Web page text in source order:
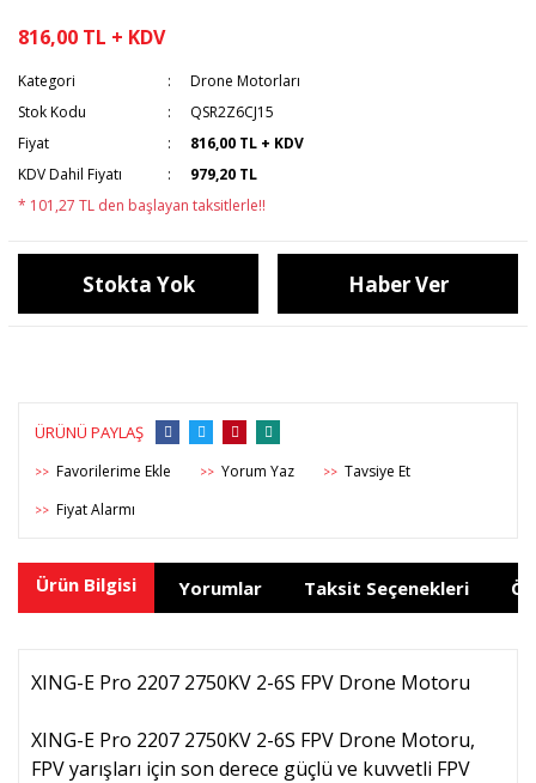
816,00 TL + KDV
Kategori
Drone Motorları
Stok Kodu
QSR2Z6CJ15
Fiyat
816,00 TL + KDV
KDV Dahil Fiyatı
979,20 TL
* 101,27 TL den başlayan taksitlerle!!
Stokta Yok Haber Ver
ÜRÜNÜ PAYLAŞ
>> >> Yorum Yaz >> Tavsiye Et
>> Fiyat Alarmı
Ürün Bilgisi Yorumlar Taksit Seçenekleri
XING-E Pro 2207 2750KV 2-6S FPV Drone Motoru
XING-E Pro 2207 2750KV 2-6S FPV Drone Motoru,
FPV yarışları için son derece güçlü ve kuvvetli FPV